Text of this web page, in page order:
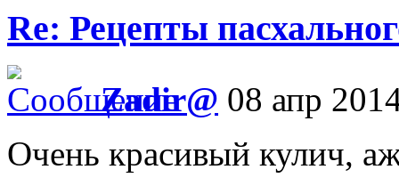
Re: Рецепты
Zadir@ 08 апр
Очень красивый кулич,